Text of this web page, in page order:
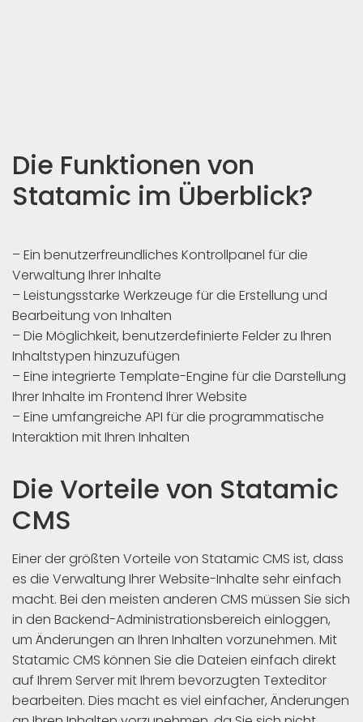
Die Funktionen von
Statamic im Überblick?
– Ein benutzerfreundliches Kontrollpanel für die
Verwaltung Ihrer Inhalte
– Leistungsstarke Werkzeuge für die Erstellung und
Bearbeitung von Inhalten
– Die Möglichkeit, benutzerdefinierte Felder zu Ihren
Inhaltstypen hinzuzufügen
– Eine integrierte Template-Engine für die Darstellung
Ihrer Inhalte im Frontend Ihrer Website
– Eine umfangreiche API für die programmatische
Interaktion mit Ihren Inhalten
Die Vorteile von Statamic
CMS
Einer der größten Vorteile von Statamic CMS ist, dass
es die Verwaltung Ihrer Website-Inhalte sehr einfach
macht. Bei den meisten anderen CMS müssen Sie sich
in den Backend-Administrationsbereich einloggen,
um Änderungen an Ihren Inhalten vorzunehmen. Mit
Statamic CMS können Sie die Dateien einfach direkt
auf Ihrem Server mit Ihrem bevorzugten Texteditor
bearbeiten. Dies macht es viel einfacher, Änderungen